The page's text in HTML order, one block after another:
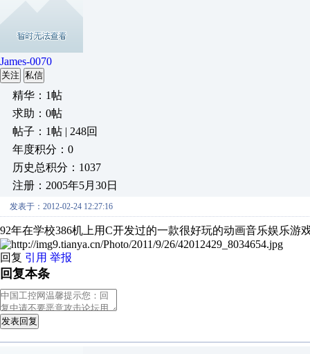
James-0070
关注 私信
精华：1帖
求助：0帖
帖子：1帖 | 248回
年度积分：0
历史总积分：1037
注册：2005年5月30日
发表于：2012-02-24 12:27:16
92年在学校386机上用C开发过的一款很好玩的动画音乐娱乐游
回复 引用 举报
回复本条
发表回复